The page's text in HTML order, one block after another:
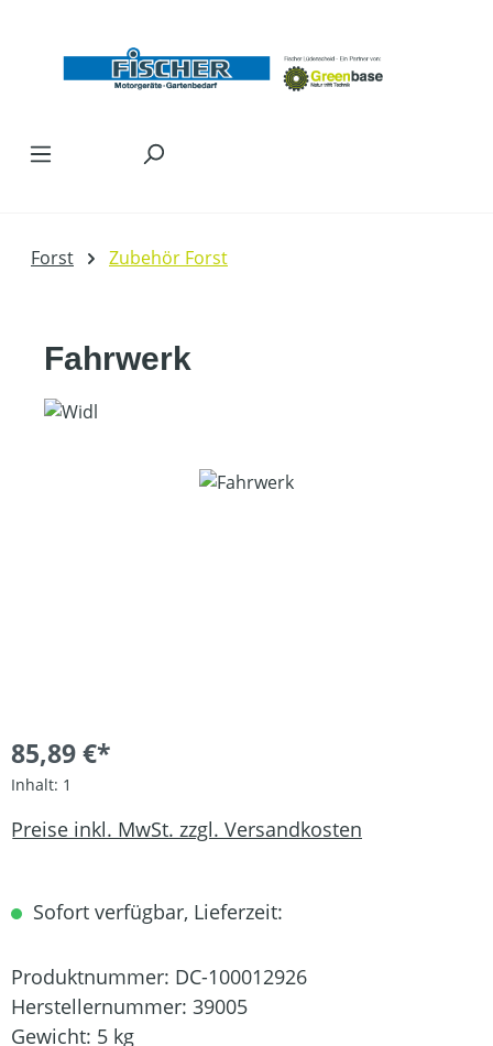
Forst Zubehör Forst
Fahrwerk
Bildergalerie überspringen
85,89 €*
Inhalt: 1
Preise inkl. MwSt. zzgl. Versandkosten
Sofort verfügbar, Lieferzeit:
Produktnummer: DC-100012926
Herstellernummer: 39005
Gewicht: 5 kg